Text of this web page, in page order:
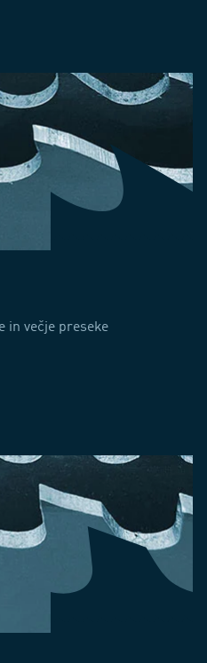
in večje preseke